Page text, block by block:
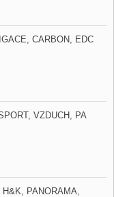
CARBON,​ EDC
VZDUCH,​ PA
PANORAMA,​